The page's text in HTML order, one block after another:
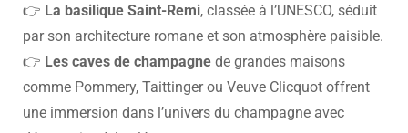
👉 La basilique Saint-Remi, classée à l’UNESCO, séduit
par son architecture romane et son atmosphère paisible.
👉 Les caves de champagne de grandes maisons
comme Pommery, Taittinger ou Veuve Clicquot offrent
une immersion dans l’univers du champagne avec